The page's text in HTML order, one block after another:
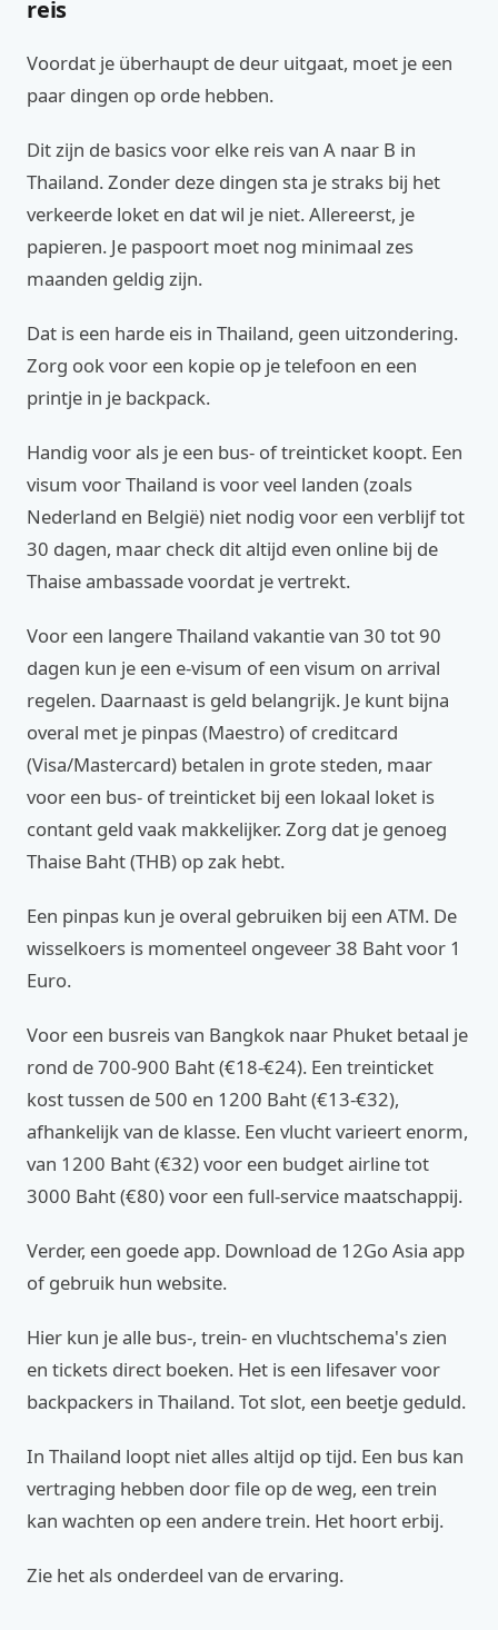
reis
Voordat je überhaupt de deur uitgaat, moet je een
paar dingen op orde hebben.
Dit zijn de basics voor elke reis van A naar B in
Thailand. Zonder deze dingen sta je straks bij het
verkeerde loket en dat wil je niet. Allereerst, je
papieren. Je paspoort moet nog minimaal zes
maanden geldig zijn.
Dat is een harde eis in Thailand, geen uitzondering.
Zorg ook voor een kopie op je telefoon en een
printje in je backpack.
Handig voor als je een bus- of treinticket koopt. Een
visum voor Thailand is voor veel landen (zoals
Nederland en België) niet nodig voor een verblijf tot
30 dagen, maar check dit altijd even online bij de
Thaise ambassade voordat je vertrekt.
Voor een langere Thailand vakantie van 30 tot 90
dagen kun je een e-visum of een visum on arrival
regelen. Daarnaast is geld belangrijk. Je kunt bijna
overal met je pinpas (Maestro) of creditcard
(Visa/Mastercard) betalen in grote steden, maar
voor een bus- of treinticket bij een lokaal loket is
contant geld vaak makkelijker. Zorg dat je genoeg
Thaise Baht (THB) op zak hebt.
Een pinpas kun je overal gebruiken bij een ATM. De
wisselkoers is momenteel ongeveer 38 Baht voor 1
Euro.
Voor een busreis van Bangkok naar Phuket betaal je
rond de 700-900 Baht (€18-€24). Een treinticket
kost tussen de 500 en 1200 Baht (€13-€32),
afhankelijk van de klasse. Een vlucht varieert enorm,
van 1200 Baht (€32) voor een budget airline tot
3000 Baht (€80) voor een full-service maatschappij.
Verder, een goede app. Download de 12Go Asia app
of gebruik hun website.
Hier kun je alle bus-, trein- en vluchtschema's zien
en tickets direct boeken. Het is een lifesaver voor
backpackers in Thailand. Tot slot, een beetje geduld.
In Thailand loopt niet alles altijd op tijd. Een bus kan
vertraging hebben door file op de weg, een trein
kan wachten op een andere trein. Het hoort erbij.
Zie het als onderdeel van de ervaring.